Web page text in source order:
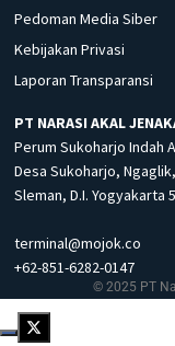
Pedoman Media Siber
Kebijakan Privasi
Laporan Transparansi
PT NARASI AKAL
Perum Sukoharjo Indah
Desa Sukoharjo, Ngaglik,
Sleman, D.I. Yogyakarta
terminal@mojok.co
+62-851-6282-0147
© 2025 PT